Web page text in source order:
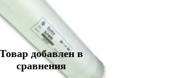
Товар добавлен в
сравнения